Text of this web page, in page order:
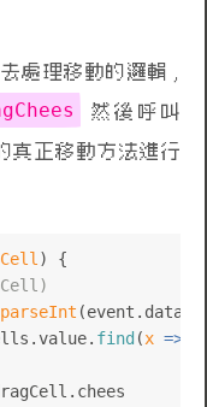
處理移動的邏輯 ,
然後呼叫
真正移動方法進行
) {
parseInt (event.
value. find (x =>
chees